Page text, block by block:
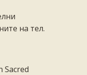
на тел.
Sacred